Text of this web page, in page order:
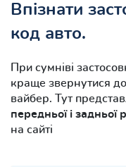
Впізнати
код авто.
При сумніві
краще звернутися
вайбер. Тут
передньої і задньої
на сайті